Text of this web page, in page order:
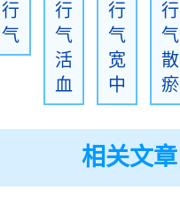
行
气
行
气
活
血
行
气
宽
中
行
气
散
瘀
相关文章